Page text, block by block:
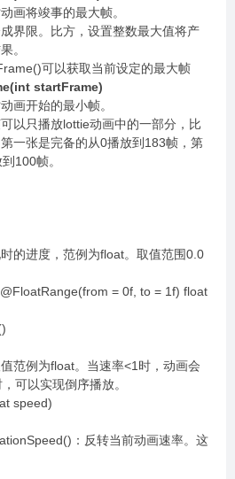
画将竣事的最大帧。
界限。比方，设置整数最大值将产
。
可以获取当前设定的最大帧
startFrame)
画开始的最小帧。
以只播放lottie动画中的一部分，比
一张是完备的从0播放到183帧，第
100帧。
的进度，范例为float。取值范围0.0
= 0f, to = 1f) float
范例为float。当速率<1时，动画会
可以实现倒序播放。
speed)
：反转当前动画速率。这